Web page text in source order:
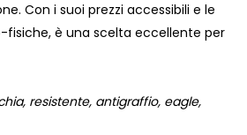
Con i suoi prezzi accessibili e le
è una scelta eccellente per
resistente, antigraffio, eagle,